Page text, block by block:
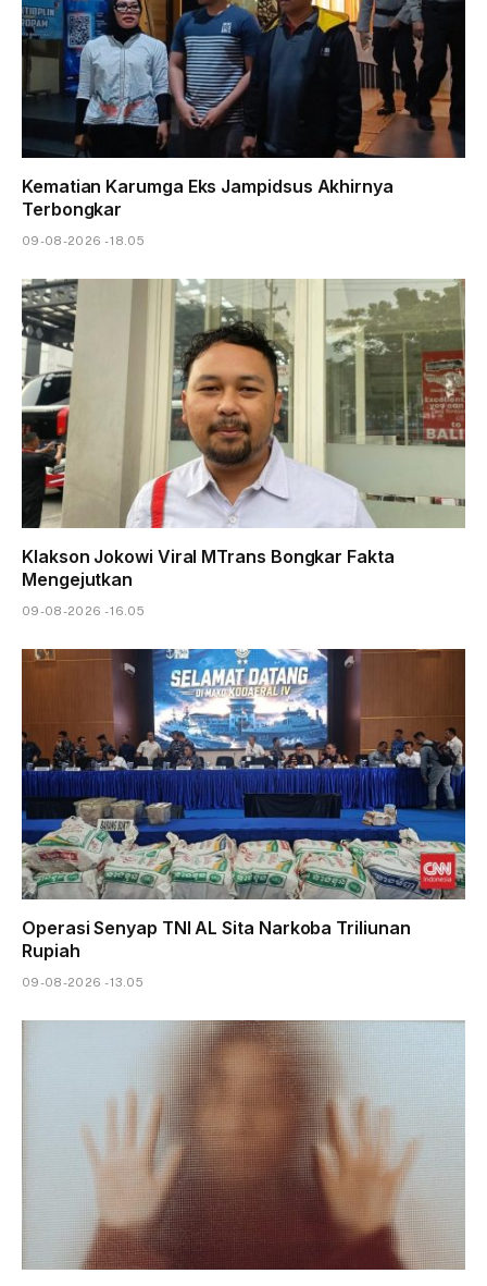
Kematian Karumga Eks Jampidsus Akhirnya
Terbongkar
09-08-2026 - 18.05
Klakson Jokowi Viral MTrans Bongkar Fakta
Mengejutkan
09-08-2026 - 16.05
Operasi Senyap TNI AL Sita Narkoba Triliunan
Rupiah
09-08-2026 - 13.05